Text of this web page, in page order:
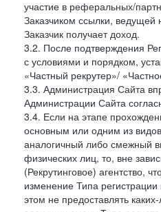
участие в реферальных/
Заказчиком ссылки, ведущей
Заказчик получает доход.
3.2. После подтверждения
с условиями и порядком,
«Частный рекрутер»/
3.3. Администрация Сайта
Администрации Сайта
3.4. Если на этапе
основным или одним из
аналогичный либо смежный
физических лиц, то, вне
(Рекрутинговое) агентство,
изменение Типа
этом не предоставлять